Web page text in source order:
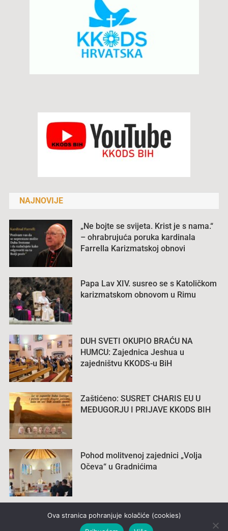
NAJNOVIJE
„Ne bojte se svijeta. Krist je s nama.“
– ohrabrujuća poruka kardinala
Farrella Karizmatskoj obnovi
Papa Lav XIV. susreo se s Katoličkom
karizmatskom obnovom u Rimu
DUH SVETI OKUPIO BRAĆU NA
HUMCU: Zajednica Jeshua u
zajedništvu KKODS-u BiH
Zaštićeno: SUSRET CHARIS EU U
MEĐUGORJU I PRIJAVE KKODS BIH
Pohod molitvenoj zajednici „Volja
Očeva“ u Gradnićima
Ova stranica pohranjuje kolačiće (cookies)